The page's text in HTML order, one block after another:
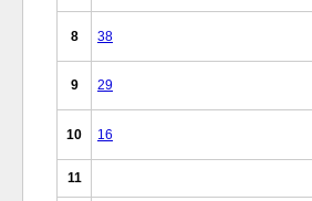
8 38
9 29
10 16
11